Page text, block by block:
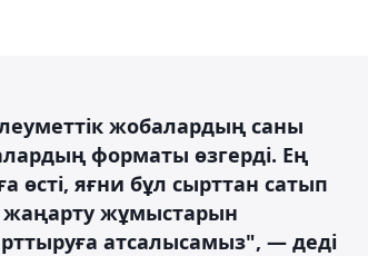
жобалардың саны
форматы өзгерді. Ең
өсті, яғни бұл сырттан сатып
жаңарту жұмыстарын
атсалысамыз", — деді